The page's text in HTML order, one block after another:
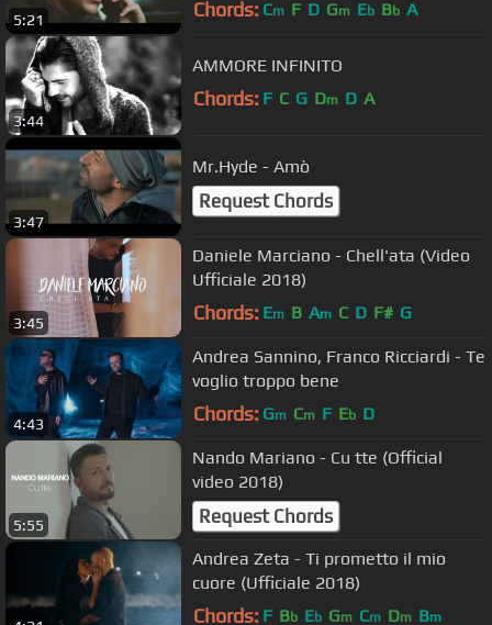
5:21 Chords: Cm F D Gm Eb Bb A
3:44
AMMORE INFINITO
Chords: F C G Dm D A
3:47
Mr.Hyde - Amò
Request Chords
3:45
Daniele Marciano - Chell'ata (Video
Ufficiale 2018)
Chords: Em B Am C D F# G
4:43
Andrea Sannino, Franco Ricciardi - Te
voglio troppo bene
Chords: Gm Cm F Eb D
5:55
Nando Mariano - Cu tte (Official
video 2018)
Request Chords
Andrea Zeta - Ti prometto il mio
cuore (Ufficiale 2018)
Chords: F Bb Eb Gm Cm Dm Bm